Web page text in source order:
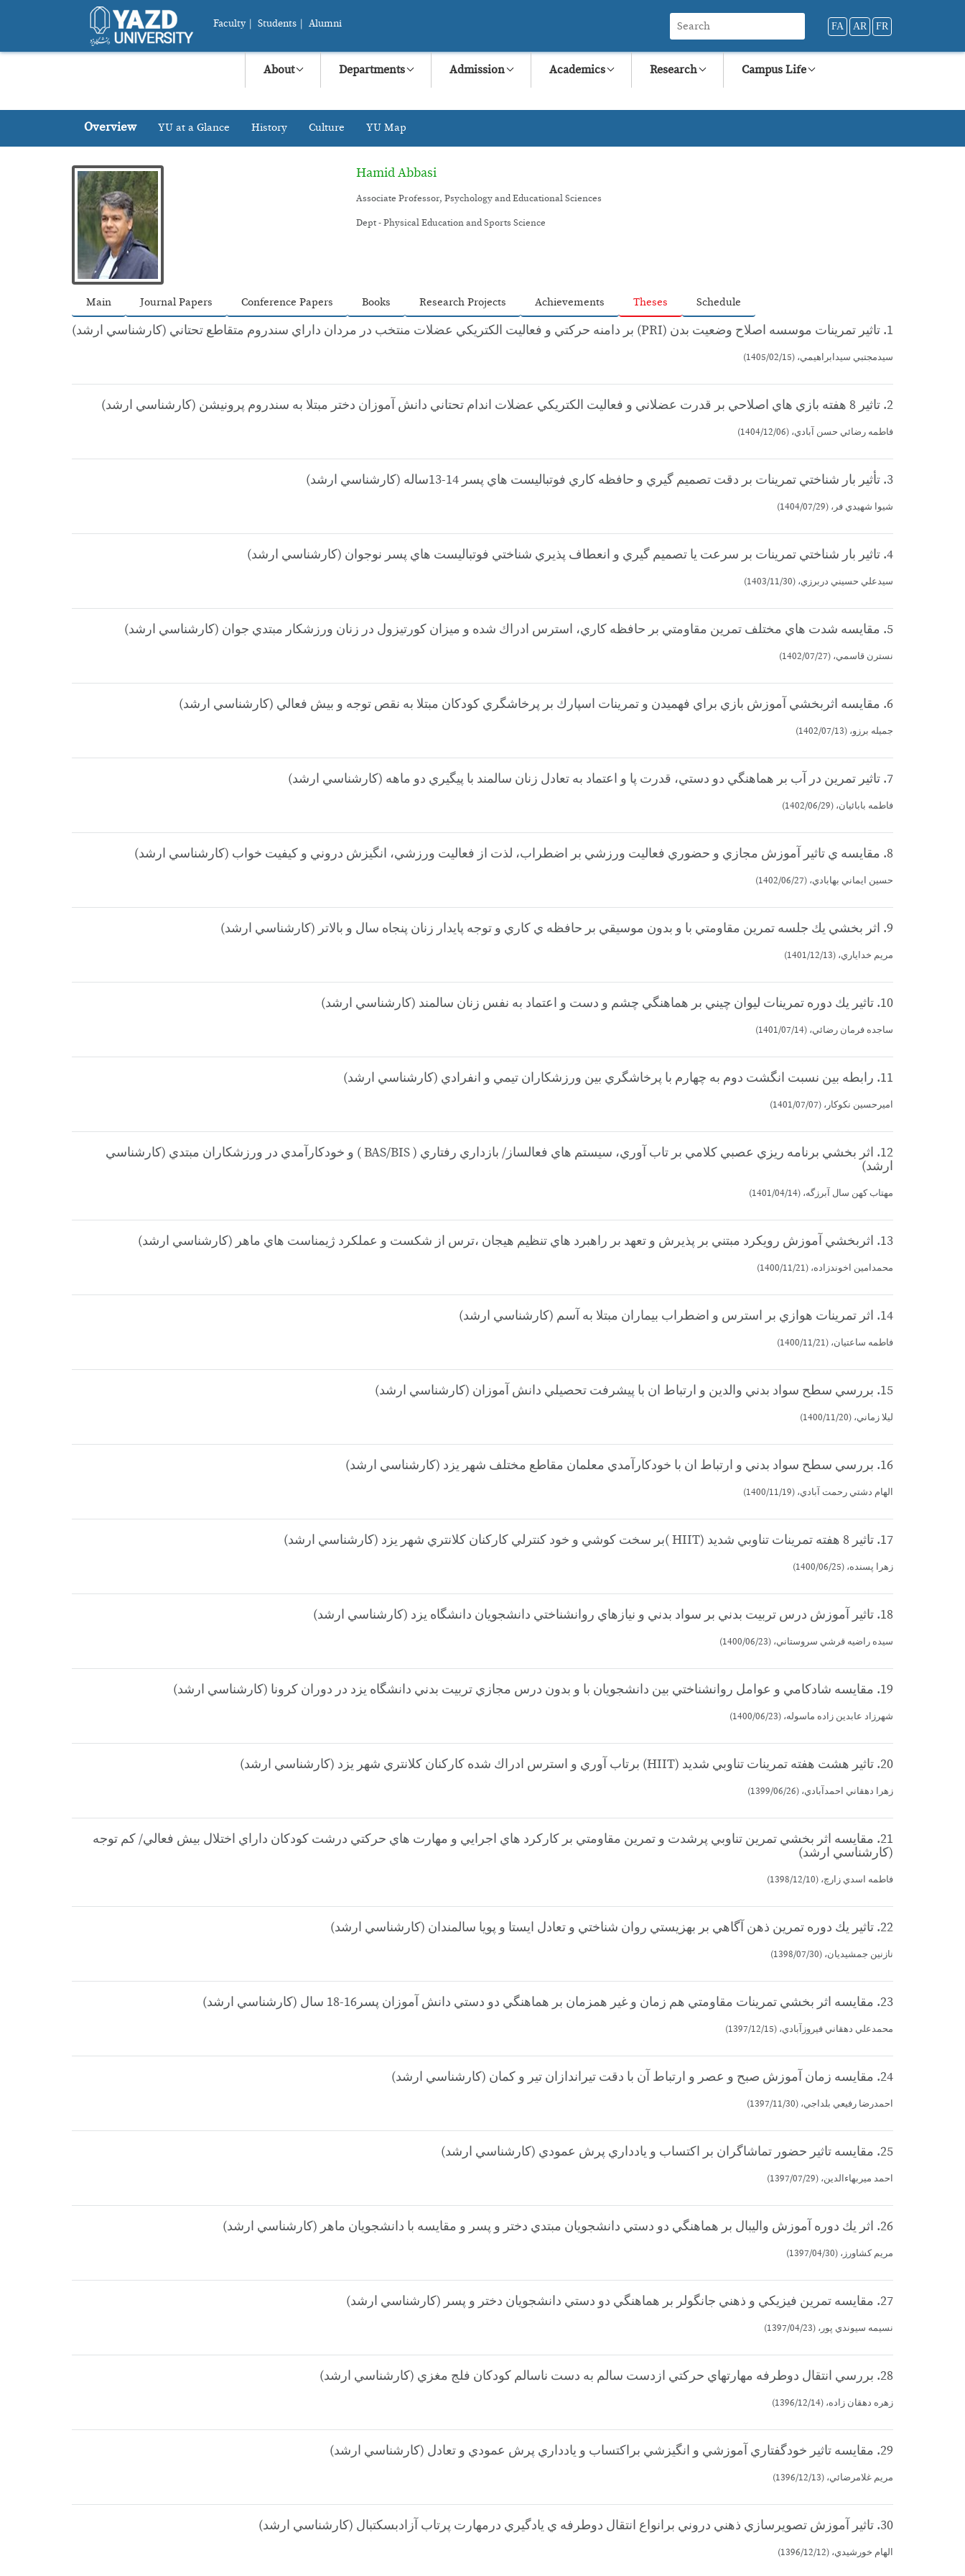
Faculty Students Alumni FA AR FR
About Departments Admission Academics Research Campus Life
Overview YU at a Glance History Culture YU Map
Hamid Abbasi
Associate Professor, Psychology and Educational Sciences
Dept - Physical Education and Sports Science
Main Journal Papers Conference Papers Books Research Projects Achievements Theses Schedule
1. تاثير تمرينات موسسه اصلاح وضعيت بدن (PRI) بر دامنه حركتي و فعاليت الكتريكي عضلات منتخب در مردان داراي سندروم متقاطع تحتاني (كارشناسي ارشد)
سيدمجتبي سيدابراهيمي، (1405/02/15)
2. تاثير 8 هفته بازي هاي اصلاحي بر قدرت عضلاني و فعاليت الكتريكي عضلات اندام تحتاني دانش آموزان دختر مبتلا به سندروم پرونيشن (كارشناسي ارشد)
فاطمه رضائي حسن آبادي، (1404/12/06)
3. تأثير بار شناختي تمرينات بر دقت تصميم گيري و حافظه كاري فوتباليست هاي پسر 14-13ساله (كارشناسي ارشد)
شيوا شهيدي فر، (1404/07/29)
4. تاثير بار شناختي تمرينات بر سرعت يا تصميم گيري و انعطاف پذيري شناختي فوتباليست هاي پسر نوجوان (كارشناسي ارشد)
سيدعلي حسيني دربرزي، (1403/11/30)
5. مقايسه شدت هاي مختلف تمرين مقاومتي بر حافظه كاري، استرس ادراك شده و ميزان كورتيزول در زنان ورزشكار مبتدي جوان (كارشناسي ارشد)
نسترن قاسمي، (1402/07/27)
6. مقايسه اثربخشي آموزش بازي براي فهميدن و تمرينات اسپارك بر پرخاشگري كودكان مبتلا به نقص توجه و بيش فعالي (كارشناسي ارشد)
جميله برزو، (1402/07/13)
7. تاثير تمرين در آب بر هماهنگي دو دستي، قدرت پا و اعتماد به تعادل زنان سالمند با پيگيري دو ماهه (كارشناسي ارشد)
فاطمه بابائيان، (1402/06/29)
8. مقايسه ي تاثير آموزش مجازي و حضوري فعاليت ورزشي بر اضطراب، لذت از فعاليت ورزشي، انگيزش دروني و كيفيت خواب (كارشناسي ارشد)
حسين ايماني بهابادي، (1402/06/27)
9. اثر بخشي يك جلسه تمرين مقاومتي با و بدون موسيقي بر حافظه ي كاري و توجه پايدار زنان پنجاه سال و بالاتر (كارشناسي ارشد)
مريم خداياري، (1401/12/13)
10. تاثير يك دوره تمرينات ليوان چيني بر هماهنگي چشم و دست و اعتماد به نفس زنان سالمند (كارشناسي ارشد)
ساجده فرمان رضائي، (1401/07/14)
11. رابطه بين نسبت انگشت دوم به چهارم با پرخاشگري بين ورزشكاران تيمي و انفرادي (كارشناسي ارشد)
اميرحسين نكوكار، (1401/07/07)
12. اثر بخشي برنامه ريزي عصبي كلامي بر تاب آوري، سيستم هاي فعالساز/ بازداري رفتاري ( BAS/BIS ) و خودكارآمدي در ورزشكاران مبتدي (كارشناسي
ارشد)
مهتاب كهن سال آبرزگه، (1401/04/14)
13. اثربخشي آموزش رويكرد مبتني بر پذيرش و تعهد بر راهبرد هاي تنظيم هيجان ،ترس از شكست و عملكرد ژيمناست هاي ماهر (كارشناسي ارشد)
محمدامين اخوندزاده، (1400/11/21)
14. اثر تمرينات هوازي بر استرس و اضطراب بيماران مبتلا به آسم (كارشناسي ارشد)
فاطمه ساعتيان، (1400/11/21)
15. بررسي سطح سواد بدني والدين و ارتباط ان با پيشرفت تحصيلي دانش آموزان (كارشناسي ارشد)
ليلا زماني، (1400/11/20)
16. بررسي سطح سواد بدني و ارتباط ان با خودكارآمدي معلمان مقاطع مختلف شهر يزد (كارشناسي ارشد)
الهام دشتي رحمت آبادي، (1400/11/19)
17. تاثير 8 هفته تمرينات تناوبي شديد (HIIT )بر سخت كوشي و خود كنترلي كاركنان كلانتري شهر يزد (كارشناسي ارشد)
زهرا پسنده، (1400/06/25)
18. تاثير آموزش درس تربيت بدني بر سواد بدني و نيازهاي روانشناختي دانشجويان دانشگاه يزد (كارشناسي ارشد)
سيده راضيه قرشي سروستاني، (1400/06/23)
19. مقايسه شادكامي و عوامل روانشناختي بين دانشجويان با و بدون درس مجازي تربيت بدني دانشگاه يزد در دوران كرونا (كارشناسي ارشد)
شهرزاد عابدين زاده ماسوله، (1400/06/23)
20. تاثير هشت هفته تمرينات تناوبي شديد (HIIT) برتاب آوري و استرس ادراك شده كاركنان كلانتري شهر يزد (كارشناسي ارشد)
زهرا دهقاني احمدآبادي، (1399/06/26)
21. مقايسه اثر بخشي تمرين تناوبي پرشدت و تمرين مقاومتي بر كاركرد هاي اجرايي و مهارت هاي حركتي درشت كودكان داراي اختلال بيش فعالي/ كم توجه
(كارشناسي ارشد)
فاطمه اسدي زارچ، (1398/12/10)
22. تاثير يك دوره تمرين ذهن آگاهي بر بهزيستي روان شناختي و تعادل ايستا و پويا سالمندان (كارشناسي ارشد)
نازنين جمشيديان، (1398/07/30)
23. مقايسه اثر بخشي تمرينات مقاومتي هم زمان و غير همزمان بر هماهنگي دو دستي دانش آموزان پسر16-18 سال (كارشناسي ارشد)
محمدعلي دهقاني فيروزآبادي، (1397/12/15)
24. مقايسه زمان آموزش صبح و عصر و ارتباط آن با دقت تيراندازان تير و كمان (كارشناسي ارشد)
احمدرضا رفيعي بلداجي، (1397/11/30)
25. مقايسه تاثير حضور تماشاگران بر اكتساب و يادداري پرش عمودي (كارشناسي ارشد)
احمد ميربهاءالدين، (1397/07/29)
26. اثر يك دوره آموزش واليبال بر هماهنگي دو دستي دانشجويان مبتدي دختر و پسر و مقايسه با دانشجويان ماهر (كارشناسي ارشد)
مريم كشاورز، (1397/04/30)
27. مقايسه تمرين فيزيكي و ذهني جانگولر بر هماهنگي دو دستي دانشجويان دختر و پسر (كارشناسي ارشد)
نسيمه سيوندي پور، (1397/04/23)
28. بررسي انتقال دوطرفه مهارتهاي حركتي ازدست سالم به دست ناسالم كودكان فلج مغزي (كارشناسي ارشد)
زهره دهقان زاده، (1396/12/14)
29. مقايسه تاثير خودگفتاري آموزشي و انگيزشي براكتساب و يادداري پرش عمودي و تعادل (كارشناسي ارشد)
مريم غلامرضائي، (1396/12/13)
30. تاثير آموزش تصويرسازي ذهني دروني برانواع انتقال دوطرفه ي يادگيري درمهارت پرتاب آزادبسكتبال (كارشناسي ارشد)
الهام خورشيدي، (1396/12/12)